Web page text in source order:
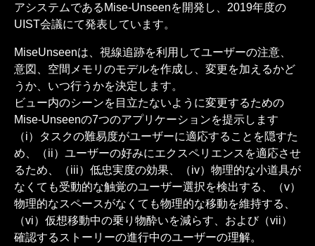
アシステムであるMise-Unseenを開発し、2019年度の
UIST会議にて発表しています。
MiseUnseenは、視線追跡を利用してユーザーの注意、
意図、空間メモリのモデルを作成し、変更を加えるかど
うか、いつ行うかを決定します。
ビュー内のシーンを目立たないように変更するための
Mise-Unseenの7つのアプリケーションを提示します
（i）タスクの難易度がユーザーに適応することを隠すた
め、（ii）ユーザーの好みにエクスペリエンスを適応させ
るため、（iii）低忠実度の効果、（iv）物理的な小道具が
なくても受動的な触覚のユーザー選択を検出する、（v）
物理的なスペースがなくても物理的な移動を維持する、
（vi）仮想移動中の乗り物酔いを減らす、および（vii）
確認するストーリーの進行中のユーザーの理解。